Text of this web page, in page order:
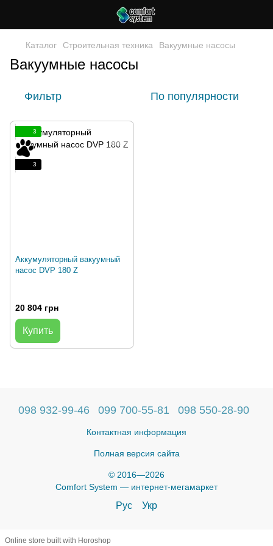
Каталог Строительная техника Вакуумные насосы
Вакуумные насосы
Фильтр По популярности
3
3
Аккумуляторный вакуумный
насос DVP 180 Z
20 804 грн
Купить
098 932-99-46 099 700-55-81 098 550-28-90
Контактная информация
Полная версия сайта
© 2016—2026
Comfort System — интернет-мегамаркет
Рус Укр
Online store built with Horoshop